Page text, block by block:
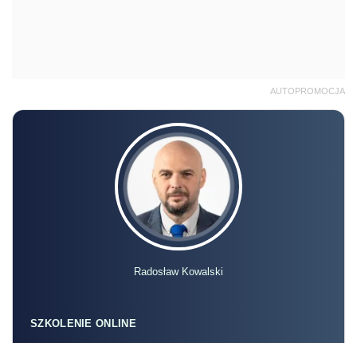
AUTOPROMOCJA
Radosław Kowalski
SZKOLENIE ONLINE